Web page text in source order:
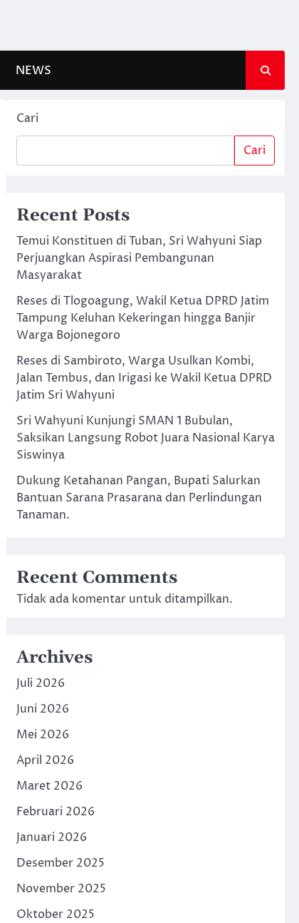
NEWS
Cari
Cari
Recent Posts
Temui Konstituen di Tuban, Sri Wahyuni Siap
Perjuangkan Aspirasi Pembangunan
Masyarakat
Reses di Tlogoagung, Wakil Ketua DPRD Jatim
Tampung Keluhan Kekeringan hingga Banjir
Warga Bojonegoro
Reses di Sambiroto, Warga Usulkan Kombi,
Jalan Tembus, dan Irigasi ke Wakil Ketua DPRD
Jatim Sri Wahyuni
Sri Wahyuni Kunjungi SMAN 1 Bubulan,
Saksikan Langsung Robot Juara Nasional Karya
Siswinya
Dukung Ketahanan Pangan, Bupati Salurkan
Bantuan Sarana Prasarana dan Perlindungan
Tanaman.
Recent Comments
Tidak ada komentar untuk ditampilkan.
Archives
Juli 2026
Juni 2026
Mei 2026
April 2026
Maret 2026
Februari 2026
Januari 2026
Desember 2025
November 2025
Oktober 2025